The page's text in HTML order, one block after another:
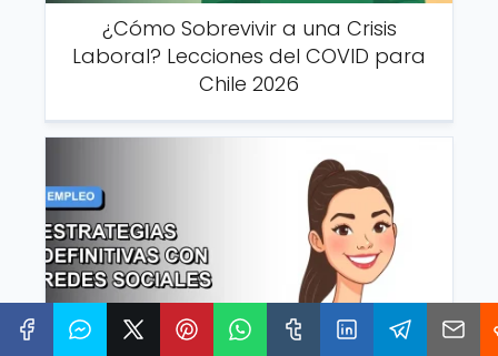
¿Cómo Sobrevivir a una Crisis
Laboral? Lecciones del COVID para
Chile 2026